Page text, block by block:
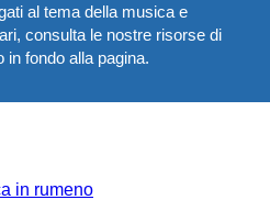
al tema della musica e
consulta le nostre risorse di
in fondo alla pagina.
in rumeno